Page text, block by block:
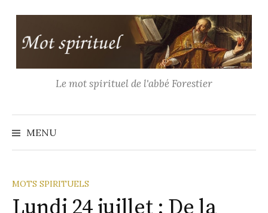
contenu
Le mot spirituel de l'abbé Forestier
MENU
MOTS SPIRITUELS